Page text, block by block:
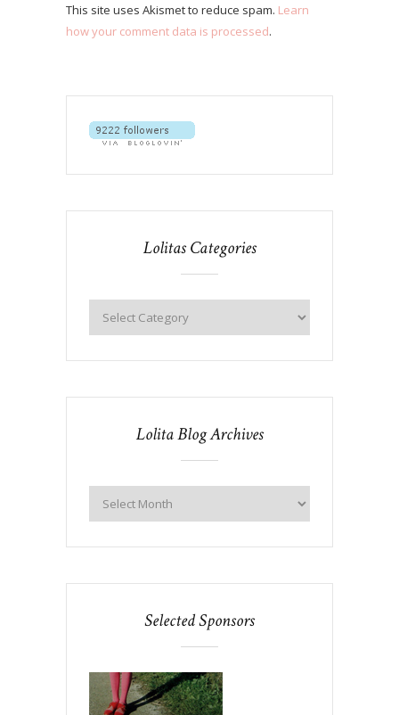
This site uses Akismet to reduce spam. Learn
how your comment data is processed.
Lolitas Categories
Lolita Blog Archives
Selected Sponsors